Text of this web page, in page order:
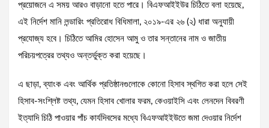
প্রয়োজনে এ সময় আরও বাড়ানো হতে পারে। বিএফআইইউর চিঠিতে বলা হয়েছে,
এই নির্দেশ মানি লন্ডারিং প্রতিরোধ বিধিমালা, ২০১৯-এর ২৬ (২) ধারা অনুযায়ী
প্রযোজ্য হবে। চিঠিতে আমির হোসেন আমু ও তার সন্তানের নাম ও জাতীয়
পরিচয়পত্রের তথ্যও অন্তর্ভুক্ত করা হয়েছে।
এ ছাড়া, ব্যাংক এবং আর্থিক প্রতিষ্ঠানগুলোকে কোনো হিসাব স্থগিত করা হলে সেই
হিসাব-সংশ্লিষ্ট তথ্য, যেমন হিসাব খোলার ফরম, কেওয়াইসি এবং লেনদেন বিবরণী
ইত্যাদি চিঠি পাওয়ার পাঁচ কার্যদিবসের মধ্যে বিএফআইইউতে জমা দেওয়ার নির্দেশ